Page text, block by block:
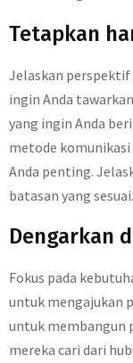
Tetapkan
Jelaskan perspektif
ingin Anda
yang ingin Anda
metode
Anda penting.
batasan yang sesuai.
Dengarkan
Fokus pada
untuk mengajukan
untuk membangun
mereka cari dari